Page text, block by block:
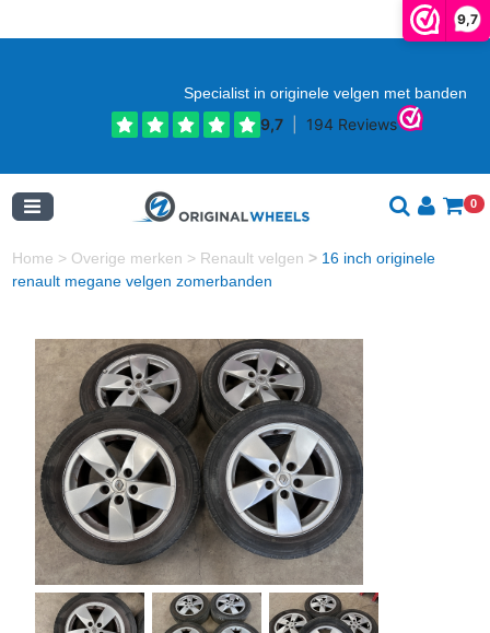
9,7
Specialist in originele velgen met banden
0
Home > Overige merken > Renault velgen > 16 inch originele
renault megane velgen zomerbanden